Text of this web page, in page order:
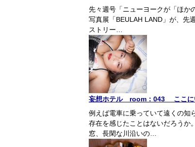
先々週号「ニューヨークが「ほか
写真展「BEULAH LAND」が、先
ストリー…
妄想ホテル room：043 ここにい
例えば電車に乗っていて遠くの知
存在を感じたことはないだろうか
窓、長閑な川沿いの…